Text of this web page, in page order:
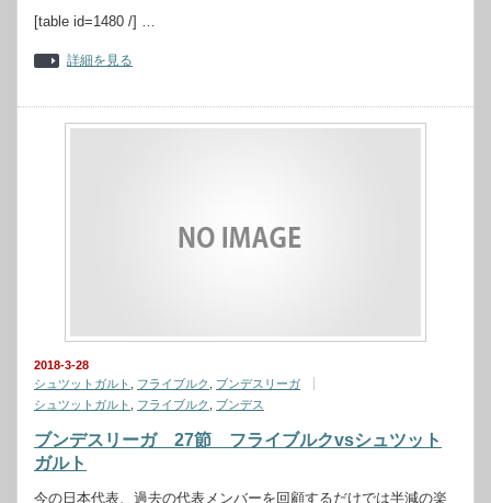
[table id=1480 /] …
詳細を見る
2018-3-28
シュツットガルト
フライブルク
ブンデスリーガ
シュツットガルト
フライブルク ブンデス
ブンデスリーガ 27節 フライブルクvsシュツット
ガルト
今の日本代表、過去の代表メンバーを回顧するだけでは半減の楽